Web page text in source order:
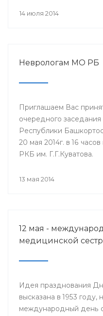
университетской
14 июля 2014
Неврологам МО РБ
Приглашаем Вас
очередного
Республики
20 мая 2014г. в 16
РКБ им. Г.Г.Куватова.
13 мая 2014
12 мая -
медицинской
Идея празднования
высказана в 1953 году,
международный день